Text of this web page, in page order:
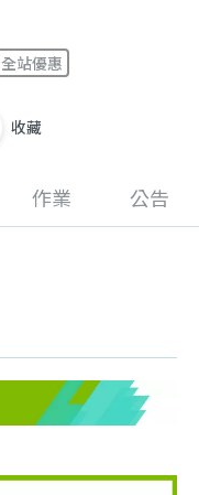
全站優惠
收藏
作業 公告